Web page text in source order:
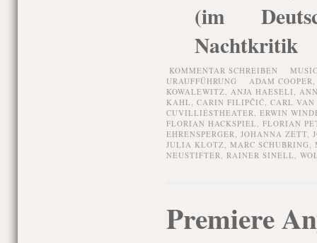
(im
Nachtkritik
KOMMENTAR SCHREIBEN
URAUFFÜHRUNG
ADAM COOPER
KOWALEWITZ, ANJA HAESELI,
KAHL, CARIN FILIPČIĆ, CARL VAN
CUVILLIÉSTHEATER, ERWIN
FLORIAN HACKSPIEL, FLORIAN
EHRENSPERGER, JOHANNA ZETT,
JULIA KLOTZ, MARC SCHUBRING,
NEUSTIFTER, RAINER SINELL,
Premiere